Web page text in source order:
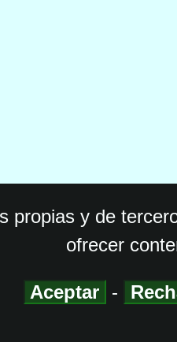
propias y de
ofrecer
Aceptar -